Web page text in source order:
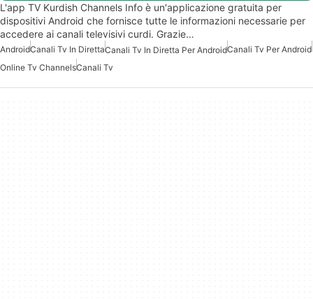
L'app TV Kurdish Channels Info è un'applicazione gratuita per
dispositivi Android che fornisce tutte le informazioni necessarie per
accedere ai canali televisivi curdi. Grazie…
AndroidCanali Tv In DirettaCanali Tv In Diretta Per AndroidCanali Tv Per Android
Online Tv ChannelsCanali Tv